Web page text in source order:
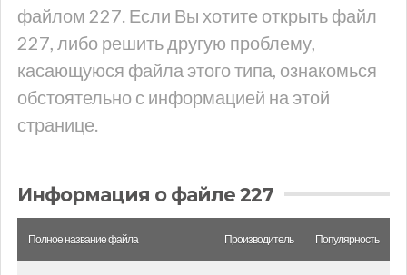
файлом 227. Если Вы хотите открыть файл
227, либо решить другую проблему,
касающуюся файла этого типа, ознакомься
обстоятельно с информацией на этой
странице.
Информация о файле 227
Полное название файла Производитель Популярность